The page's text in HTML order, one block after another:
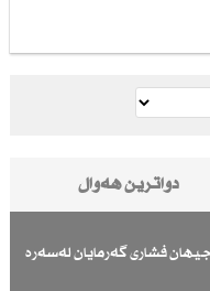
دواترین هەواڵ
فشاری گەرمایان لەسەرە